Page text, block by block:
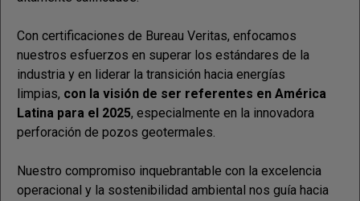
Con certificaciones de Bureau Veritas, enfocamos
nuestros esfuerzos en superar los estándares de la
industria y en liderar la transición hacia energías
limpias, con la visión de ser referentes en América
Latina para el 2025, especialmente en la innovadora
perforación de pozos geotermales.
Nuestro compromiso inquebrantable con la excelencia
operacional y la sostenibilidad ambiental nos guía hacia